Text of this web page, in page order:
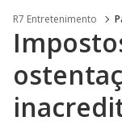
R7 Entretenimento